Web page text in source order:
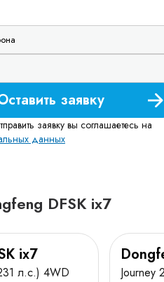
заявку
заявку вы соглашаетесь на
данных
DFSK ix7
ix7
л.с.) 4WD Journey